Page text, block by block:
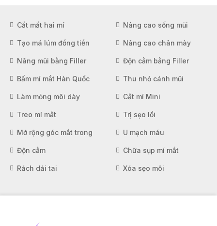
Cắt mắt hai mí Nâng cao sống mũi
Tạo má lúm đồng tiền Nâng cao chân mày
Nâng mũi bằng Filler Độn cằm bằng Filler
Bấm mí mắt Hàn Quốc Thu nhỏ cánh mũi
Làm mỏng môi dày Cắt mí Mini
Treo mí mắt Trị sẹo lồi
Mở rộng góc mắt trong U mạch máu
Độn cằm Chữa sụp mí mắt
Rách dái tai Xóa sẹo môi